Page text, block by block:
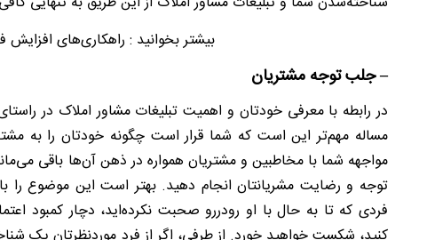
بیشتر بخوانید : راهکاری‌های
– جلب توجه مشتریان
در رابطه با معرفی خودتان و اهمیت تبلیغات مشاور املاک در
مساله مهم‌تر این است که شما قرار است چگونه خودتان را به
مواجهه شما با مخاطبین و مشتریان همواره در ذهن آن‌ها باقی
توجه و رضایت مشریانتان انجام دهید. بهتر است این موضوع را با
فردی که تا به حال با او رودررو صحبت نکرده‌‌اید، دچار کمبود